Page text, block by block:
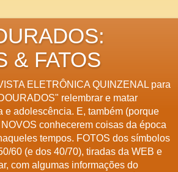
& FATOS
ELETRÔNICA QUINZENAL para
relembrar e matar
e adolescência. E, também (porque
conhecerem coisas da época
tempos. FOTOS dos símbolos
60 (e dos 40/70), tiradas da WEB e
com algumas informações do